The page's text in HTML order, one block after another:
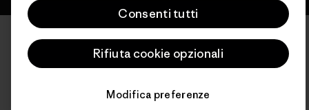
Consenti tutti
Rifiuta cookie opzionali
Modifica preferenze